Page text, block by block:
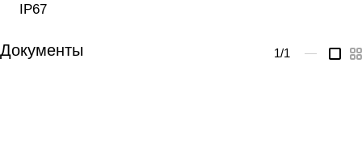
IP67
Документы 1/1 —